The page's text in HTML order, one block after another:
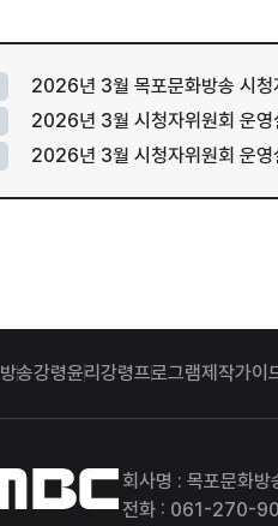
2026년 3월 목포문화방송 시
2026년 3월 시청자위원회 운
2026년 3월 시청자위원회 운
방송강령윤리강령프로그램제작가이
회사명 : 목포문화방
전화 : 061-270-